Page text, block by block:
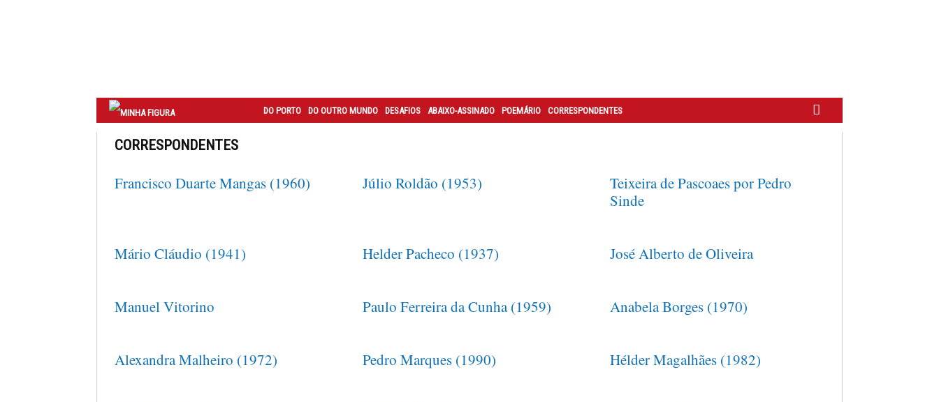
DO PORTO DO OUTRO MUNDO DESAFIOS ABAIXO-ASSINADO POEMÁRIO CORRESPONDENTES
CORRESPONDENTES
Francisco Duarte Mangas (1960) Júlio Roldão (1953)
Teixeira de Pascoaes por Pedro
Sinde
Mário Cláudio (1941) Helder Pacheco (1937) José Alberto de Oliveira
Manuel Vitorino Paulo Ferreira da Cunha (1959) Anabela Borges (1970)
Alexandra Malheiro (1972) Pedro Marques (1990) Hélder Magalhães (1982)